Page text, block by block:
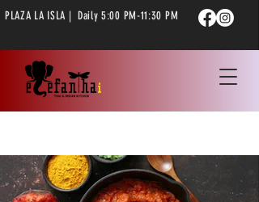
PLAZA LA ISLA | Daily 5:00 PM-11:30 PM